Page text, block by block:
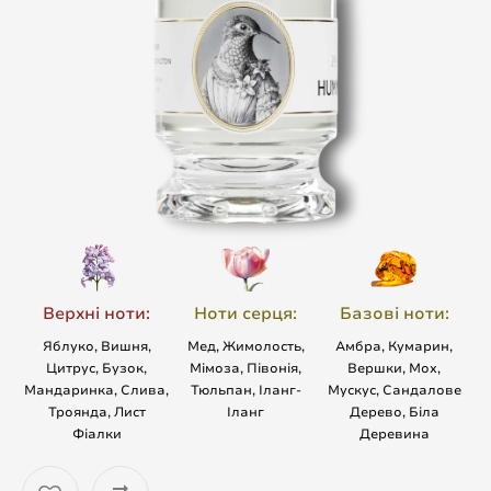
Верхні ноти:
Яблуко, Вишня,
Цитрус, Бузок,
Мандаринка, Слива,
Троянда, Лист
Фіалки
Ноти серця:
Мед, Жимолость,
Мімоза, Півонія,
Тюльпан, Іланг-
Іланг
Базові ноти:
Амбра, Кумарин,
Вершки, Мох,
Мускус, Сандалове
Дерево, Біла
Деревина